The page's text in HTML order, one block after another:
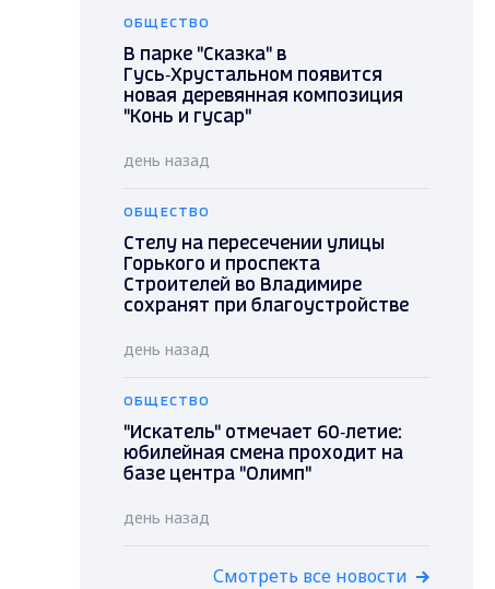
ОБЩЕСТВО
В парке "Сказка" в
Гусь‑Хрустальном появится
новая деревянная композиция
"Конь и гусар"
день назад
ОБЩЕСТВО
Стелу на пересечении улицы
Горького и проспекта
Строителей во Владимире
сохранят при благоустройстве
день назад
ОБЩЕСТВО
"Искатель" отмечает 60‑летие:
юбилейная смена проходит на
базе центра "Олимп"
день назад
Смотреть все новости